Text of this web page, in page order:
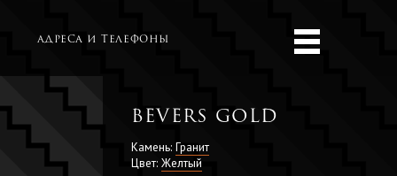
Адреса и телефоны
Bevers Gold
Камень: Гранит
Цвет: Желтый